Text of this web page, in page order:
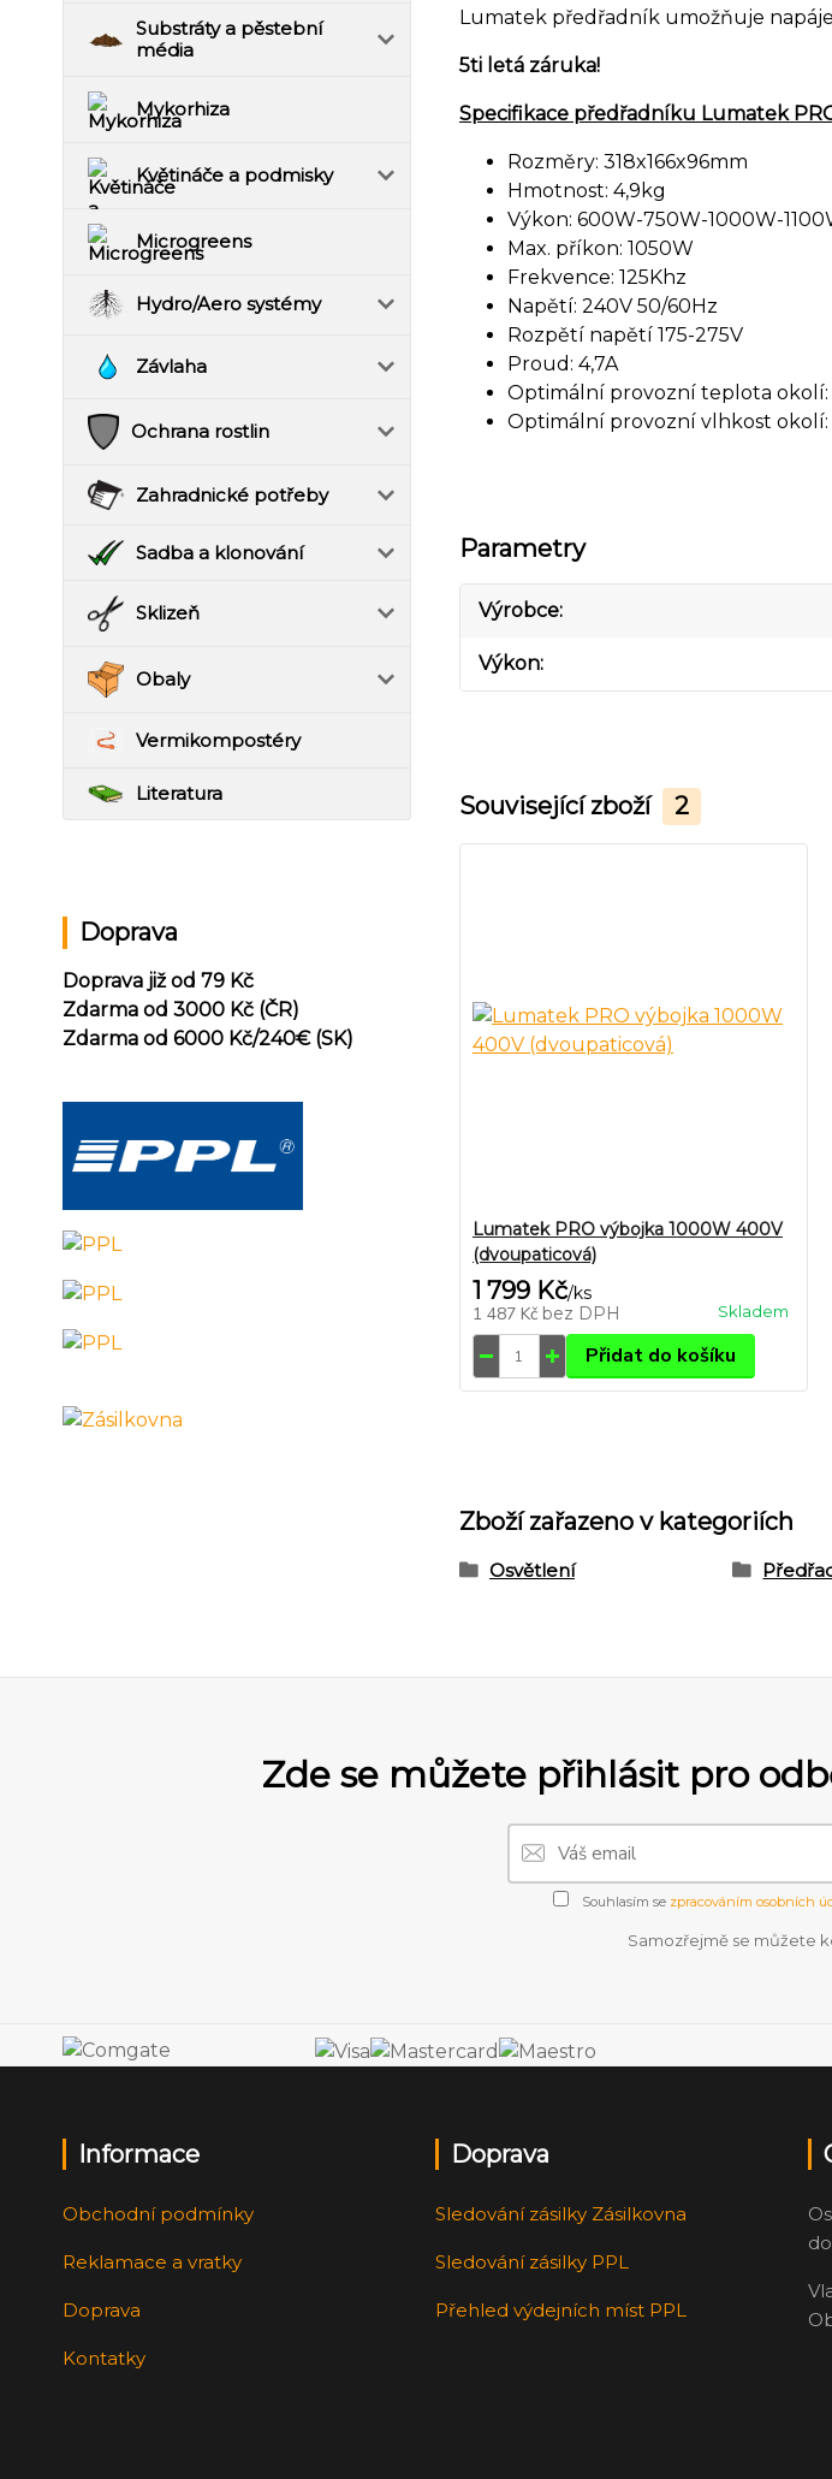
Substráty a pěstební
média
Mykorhiza
Květináče a podmisky
Microgreens
Hydro/Aero systémy
Závlaha
Ochrana rostlin
Zahradnické potřeby
Sadba a klonování
Sklizeň
Obaly
Vermikompostéry
Literatura
Doprava
Doprava již od 79 Kč
Zdarma od 3000 Kč (ČR)
Zdarma od 6000 Kč/240€ (SK)
Lumatek předřadník umožňuje
5ti letá záruka!
Specifikace předřadníku Lumatek
Rozměry: 318x166x96mm
Hmotnost: 4,9kg
Výkon: 600W-750W-1000W-
Max. příkon: 1050W
Frekvence: 125Khz
Napětí: 240V 50/60Hz
Rozpětí napětí 175-275V
Proud: 4,7A
Optimální provozní teplota okolí:
Optimální provozní vlhkost okolí:
Parametry
Výrobce
Výkon
Související zboží 2
Lumatek PRO výbojka 1000W 400V
(dvoupaticová)
1 799 Kč/ks
1 487 Kč bez DPH Skladem
Přidat do košíku
Zboží zařazeno v kategoriích
Osvětlení
Zde se můžete přihlásit pro
Souhlasím se zpracováním osobních
Samozřejmě se můžete
Informace
Obchodní podmínky
Reklamace a vratky
Doprava
Kontatky
Doprava
Sledování zásilky Zásilkovna
Sledování zásilky PPL
Přehled výdejních míst PPL